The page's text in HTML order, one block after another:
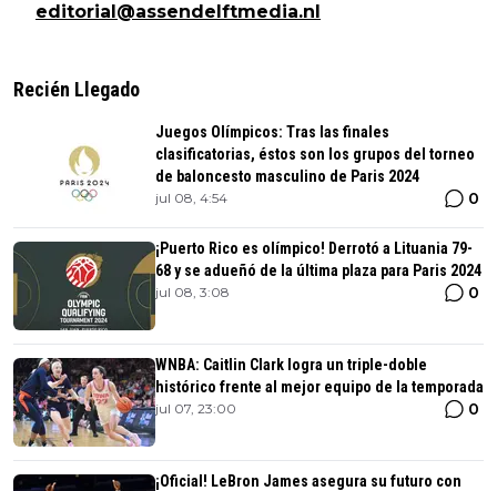
editorial@assendelftmedia.nl
Recién Llegado
Juegos Olímpicos: Tras las finales
clasificatorias, éstos son los grupos del torneo
de baloncesto masculino de Paris 2024
jul 08, 4:54 0
¡Puerto Rico es olímpico! Derrotó a Lituania 79-
68 y se adueñó de la última plaza para Paris 2024
jul 08, 3:08 0
WNBA: Caitlin Clark logra un triple-doble
histórico frente al mejor equipo de la temporada
jul 07, 23:00 0
¡Oficial! LeBron James asegura su futuro con